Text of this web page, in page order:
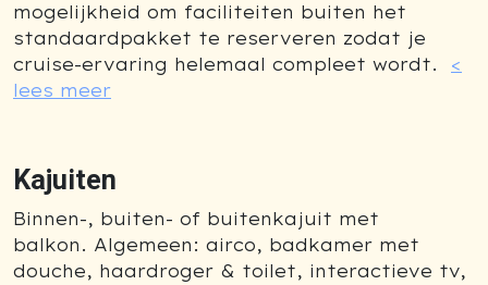
mogelijkheid om faciliteiten buiten het
standaardpakket te reserveren zodat je
cruise-ervaring helemaal compleet wordt. <
lees meer
Kajuiten
Binnen-, buiten- of buitenkajuit met
balkon. Algemeen: airco, badkamer met
douche, haardroger & toilet, interactieve tv,